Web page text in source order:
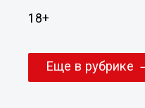
18+
Еще в рубрике